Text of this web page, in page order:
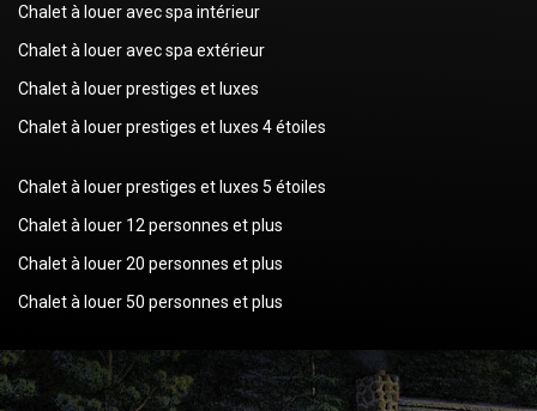
Chalet à louer avec spa intérieur
Chalet à louer avec spa extérieur
Chalet à louer prestiges et luxes
Chalet à louer prestiges et luxes 4 étoiles
Chalet à louer prestiges et luxes 5 étoiles
Chalet à louer 12 personnes et plus
Chalet à louer 20 personnes et plus
Chalet à louer 50 personnes et plus